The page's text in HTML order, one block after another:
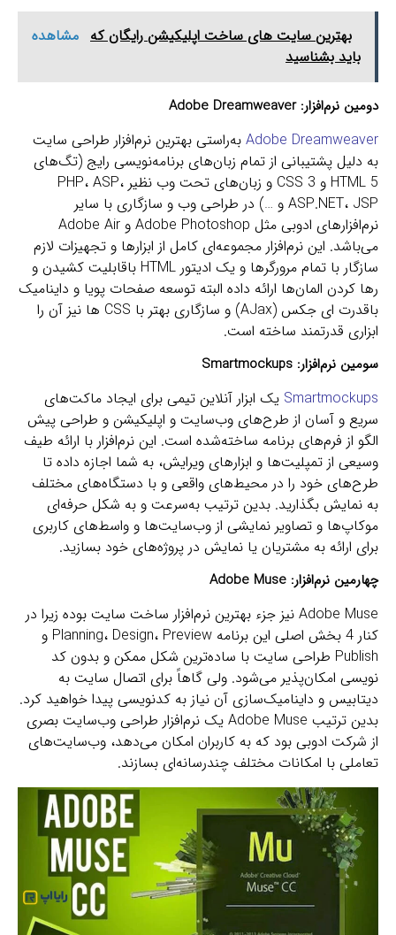
مشاهده بهترین سایت های ساخت اپلیکیشن رایگان که
باید بشناسید
دومین نرم‌افزار:Adobe Dreamweaver
Adobe Dreamweaver به‌راستی بهترین نرم‌افزار طراحی سایت
به دلیل پشتیبانی از تمام زبان‌های برنامه‌نویسی رایج (تگ‌های
HTML 5 و CSS 3 و زبان‌های تحت وب نظیر PHP، ASP،
ASP.NET، JSP و …) در طراحی وب و سازگاری با سایر
نرم‌افزارهای ادوبی مثل Adobe Photoshop و Adobe Air
می‌باشد. این نرم‌افزار مجموعه‌ای کامل از ابزارها و تجهیزات لازم
سازگار با تمام مرورگرها و یک ادیتور HTML باقابلیت کشیدن و
رها کردن المان‌ها ارائه داده البته توسعه صفحات پویا و داینامیک
باقدرت ای جکس (AJax) و سازگاری بهتر با CSS ها نیز آن را
ابزاری قدرتمند ساخته است.
سومین نرم‌افزار: Smartmockups
Smartmockups یک ابزار آنلاین تیمی برای ایجاد ماکت‌های
سریع و آسان از طرح‌های وب‌سایت و اپلیکیشن و طراحی پیش
الگو از فرم‌های برنامه ساخته‌شده است. این نرم‌افزار با ارائه طیف
وسیعی از تمپلیت‌ها و ابزارهای ویرایش، به شما اجازه داده تا
طرح‌های خود را در محیط‌های واقعی و با دستگاه‌های مختلف
به نمایش بگذارید. بدین ترتیب به‌سرعت و به شکل حرفه‌ای
موکاپ‌ها و تصاویر نمایشی از وب‌سایت‌ها و واسط‌های کاربری
برای ارائه به مشتریان یا نمایش در پروژه‌های خود بسازید.
چهارمین نرم‌افزار: Adobe Muse
Adobe Muse نیز جزء بهترین نرم‌افزار ساخت سایت بوده زیرا در
کنار 4 بخش اصلی این برنامه Planning، Design، Preview و
Publish طراحی سایت با ساده‌ترین شکل ممکن و بدون کد
نویسی امکان‌پذیر می‌شود. ولی گاهاً برای اتصال سایت به
دیتابیس و داینامیک‌سازی آن نیاز به کدنویسی پیدا خواهید کرد.
بدین ترتیب Adobe Muse یک نرم‌افزار طراحی وب‌سایت بصری
از شرکت ادوبی بود که به کاربران امکان می‌دهد، وب‌سایت‌های
تعاملی با امکانات مختلف چندرسانه‌ای بسازند.